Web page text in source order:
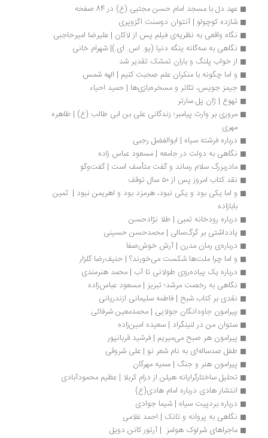
عهد دل با مسجد امام حسن مجتبی (ع) در 84 صفحه
شازده کوچولو | آنتوان دوسنت اگزوپری
نگاه واقعی به نظریه‌ی فیلم پس از لاکان | علیرضا امیرحاجبی
نگاهی به سه‌گانه ینگه دنیا (یو. اس. ای.)| شهرام خانی
از خواب پلنگ و باران تمشک تقدیر شد
و اما چگونه با منکران علم صحبت کنیم | الهه شمس
جیمز جویس، تئاتر و مسخره‌بازی‌ها | حمید احیاء
تهوع | ژان پل سارتر
مروری بر وارث پیامبر؛ زندگانی علی بن ابی طالب (ع) | طاهره
درباره‌ فرشته‌ سیاه | ابوالفضل رجبی
نگاهی به دولت در جامعه | مسعود عباس زاده
مادربزرگ سلام رساند و گفت متأسف است | گفت‌وگو
نقد کتاب امروز پس از ۵۰ سال توقف
درباره رودخانه تمبی | طلا نژادحسن
یادداشتی بر گرگ‌سالی | محمدحسن حسینی
درباره‌ی رمان مدرن | آرش خوش‌صفا
و اما چرا ملت‌ها شکست می‌خورند؟ | حنیف‌رضا گلزار
درباره یک پیاده‌روی طولانی تا آب | محمد هنرمندی
نگاهی به رخصت مرشد؛ تبریز | مسعود عباس‌زاده
نقدی بر کتاب شبح | فاطمه سلیمانی ازندریانی
پیرامون جاودانگان جولایی | محمدمعین شرفائی
ستوان من در لنینگراد | سعیده امین‌زاده
پیرامون هر صبح می‌میریم | فرشید قربانپور
طفل صدساله‌ای به نام شعر نو | علی شروقی
پیرامون هنر و جنگ | سمیه مهرگان
تحلیل ساختارگرایانه هیلن از درامِ کربلا | عظیم محمودآبادی
انتشار هادی درباره امام هادی(ع)
درباره بردپیت سیاه | شیما جوادی
نگاهی به پروانه و تانک | احمد غلامی
ماجراهای شرلوک هولمز  | آرتور کانن دویل